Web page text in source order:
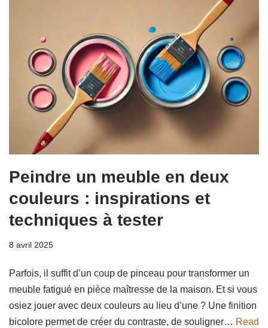
Peindre un meuble en deux
couleurs : inspirations et
techniques à tester
8 avril 2025
Parfois, il suffit d’un coup de pinceau pour transformer un
meuble fatigué en pièce maîtresse de la maison. Et si vous
osiez jouer avec deux couleurs au lieu d’une ? Une finition
bicolore permet de créer du contraste, de souligner… Read